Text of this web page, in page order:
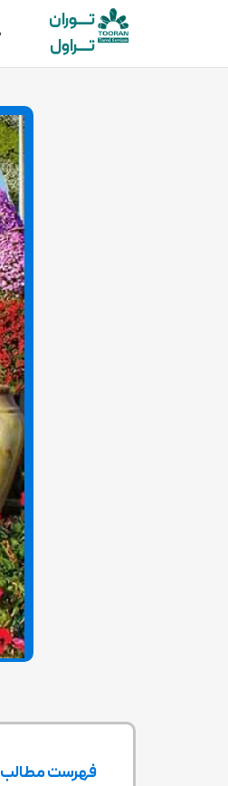
تـــوران
تـــراول
فهرست مطالب